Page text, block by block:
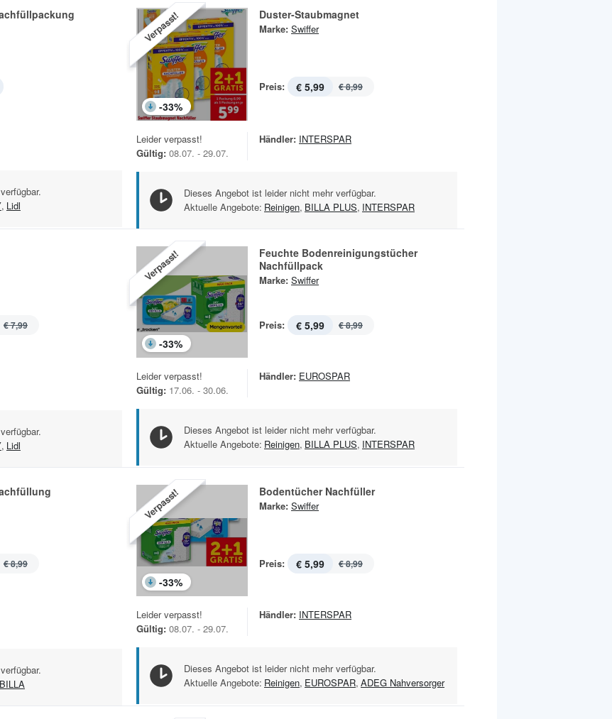
, Lidl
Verpasst!
-33%
Duster-Staubmagnet
Marke: Swiffer
Preis: € 5,99 € 8,99
Leider verpasst!
Gültig: 08.07. - 29.07.
Händler: INTERSPAR
Dieses Angebot ist leider nicht mehr verfügbar.
Aktuelle Angebote: Reinigen, BILLA PLUS, INTERSPAR
€ 7,99
, Lidl
Verpasst!
-33%
Feuchte Bodenreinigungstücher
Nachfüllpack
Marke: Swiffer
Preis: € 5,99 € 8,99
Leider verpasst!
Gültig: 17.06. - 30.06.
Händler: EUROSPAR
Dieses Angebot ist leider nicht mehr verfügbar.
Aktuelle Angebote: Reinigen, BILLA PLUS, INTERSPAR
€ 8,99
BILLA
Verpasst!
-33%
Bodentücher Nachfüller
Marke: Swiffer
Preis: € 5,99 € 8,99
Leider verpasst!
Gültig: 08.07. - 29.07.
Händler: INTERSPAR
Dieses Angebot ist leider nicht mehr verfügbar.
Aktuelle Angebote: Reinigen, EUROSPAR, ADEG Nahversorger